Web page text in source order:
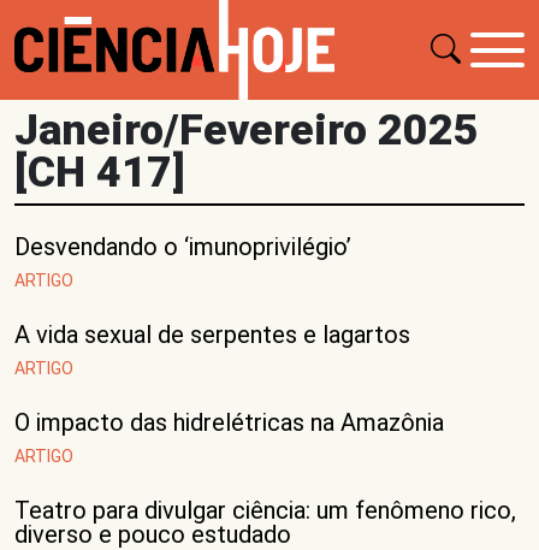
Janeiro/Fevereiro 2025
[CH 417]
Desvendando o ‘imunoprivilégio’
ARTIGO
A vida sexual de serpentes e lagartos
ARTIGO
O impacto das hidrelétricas na Amazônia
ARTIGO
Teatro para divulgar ciência: um fenômeno rico,
diverso e pouco estudado